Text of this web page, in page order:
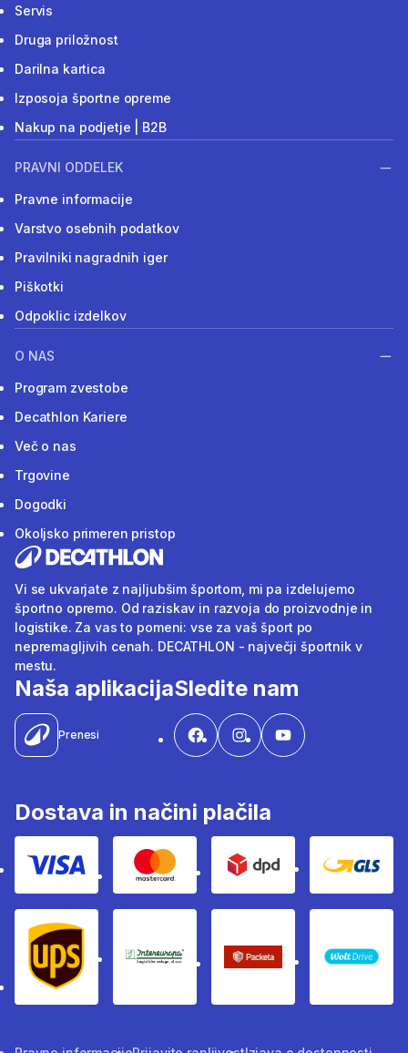
Servis
Druga priložnost
Darilna kartica
Izposoja športne opreme
Nakup na podjetje | B2B
PRAVNI ODDELEK
Pravne informacije
Varstvo osebnih podatkov
Pravilniki nagradnih iger
Piškotki
Odpoklic izdelkov
O NAS
Program zvestobe
Decathlon Kariere
Več o nas
Trgovine
Dogodki
Okoljsko primeren pristop
Vi se ukvarjate z najljubšim športom, mi pa izdelujemo
športno opremo. Od raziskav in razvoja do proizvodnje in
logistike. Za vas to pomeni: vse za vaš šport po
nepremagljivih cenah. DECATHLON - največji športnik v
mestu.
Naša aplikacija
Prenesi
Sledite nam
Dostava in načini plačila
Visa Mastercard Dpd Gls
Ups Intereuropa Packeta Sledenje
WOLT